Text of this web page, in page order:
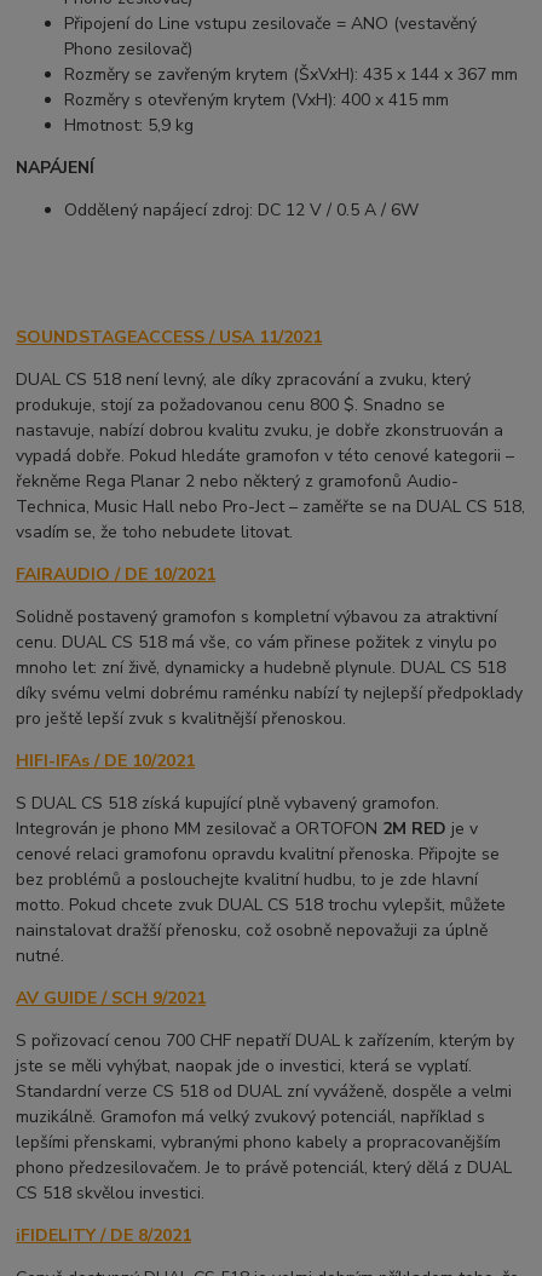
Připojení do Line vstupu zesilovače = ANO (vestavěný
Phono zesilovač)
Rozměry se zavřeným krytem (ŠxVxH): 435 x 144 x 367 mm
Rozměry s otevřeným krytem (VxH): 400 x 415 mm
Hmotnost: 5,9 kg
NAPÁJENÍ
Oddělený napájecí zdroj: DC 12 V / 0.5 A / 6W
SOUNDSTAGEACCESS / USA 11/2021
DUAL CS 518 není levný, ale díky zpracování a zvuku, který
produkuje, stojí za požadovanou cenu 800 $. Snadno se
nastavuje, nabízí dobrou kvalitu zvuku, je dobře zkonstruován a
vypadá dobře. Pokud hledáte gramofon v této cenové kategorii –
řekněme Rega Planar 2 nebo některý z gramofonů Audio-
Technica, Music Hall nebo Pro-Ject – zaměřte se na DUAL CS 518,
vsadím se, že toho nebudete litovat.
FAIRAUDIO / DE 10/2021
Solidně postavený gramofon s kompletní výbavou za atraktivní
cenu. DUAL CS 518 má vše, co vám přinese požitek z vinylu po
mnoho let: zní živě, dynamicky a hudebně plynule. DUAL CS 518
díky svému velmi dobrému raménku nabízí ty nejlepší předpoklady
pro ještě lepší zvuk s kvalitnější přenoskou.
HIFI-IFAs / DE 10/2021
S DUAL CS 518 získá kupující plně vybavený gramofon.
Integrován je phono MM zesilovač a ORTOFON 2M RED je v
cenové relaci gramofonu opravdu kvalitní přenoska. Připojte se
bez problémů a poslouchejte kvalitní hudbu, to je zde hlavní
motto. Pokud chcete zvuk DUAL CS 518 trochu vylepšit, můžete
nainstalovat dražší přenosku, což osobně nepovažuji za úplně
nutné.
AV GUIDE / SCH 9/2021
S pořizovací cenou 700 CHF nepatří DUAL k zařízením, kterým by
jste se měli vyhýbat, naopak jde o investici, která se vyplatí.
Standardní verze CS 518 od DUAL zní vyváženě, dospěle a velmi
muzikálně. Gramofon má velký zvukový potenciál, například s
lepšími přenskami, vybranými phono kabely a propracovanějším
phono předzesilovačem. Je to právě potenciál, který dělá z DUAL
CS 518 skvělou investici.
iFIDELITY / DE 8/2021